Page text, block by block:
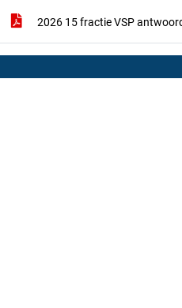
2026 15 fractie VSP